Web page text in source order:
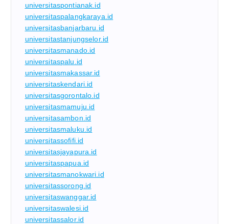
universitaspontianak.id
universitaspalangkaraya.id
universitasbanjarbaru.id
universitastanjungselor.id
universitasmanado.id
universitaspalu.id
universitasmakassar.id
universitaskendari.id
universitasgorontalo.id
universitasmamuju.id
universitasambon.id
universitasmaluku.id
universitassofifi.id
universitasjayapura.id
universitaspapua.id
universitasmanokwari.id
universitassorong.id
universitaswanggar.id
universitaswalesi.id
universitassalor.id